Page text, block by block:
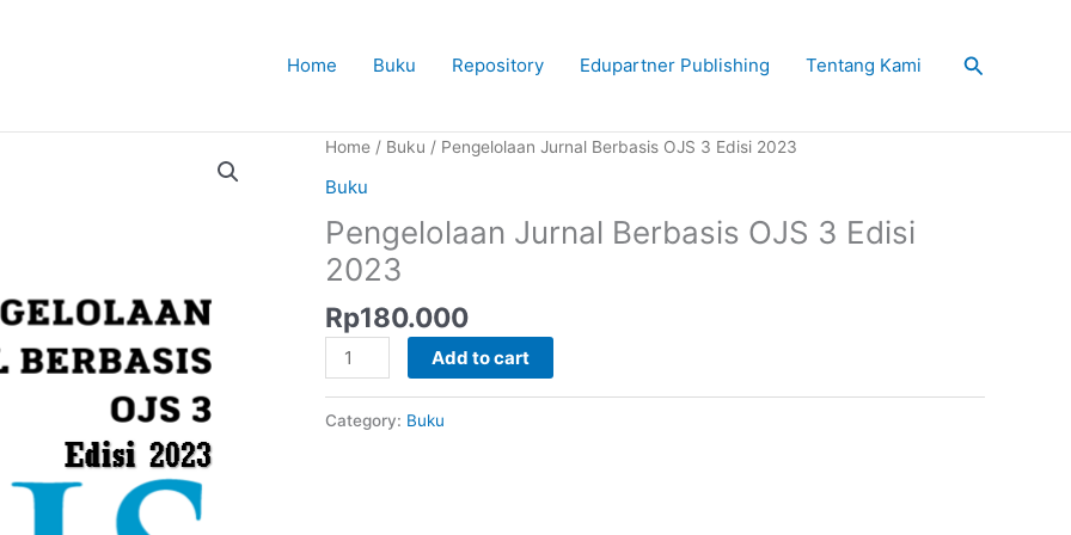
Home Buku Repository Edupartner Publishing Tentang Kami Search
Home / Buku / Pengelolaan Jurnal Berbasis OJS 3 Edisi 2023
Buku
Pengelolaan Jurnal Berbasis OJS 3 Edisi
2023
Rp180.000
Pengelolaan
Jurnal
Add to cart
Category: Buku